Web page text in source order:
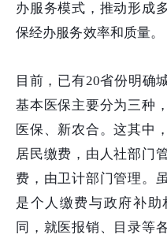
办服务模式，推动形成
保经办服务效率和质量。
目前，已有20省份明确
基本医保主要分为三种
医保、新农合。这其中
居民缴费，由人社部门
费，由卫计部门管理。
是个人缴费与政府补
同，就医报销、目录等